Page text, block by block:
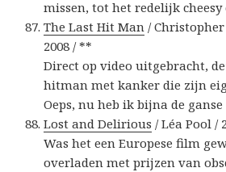
missen, tot het redelijk cheesy
The Last Hit Man /
2008 / **
Direct op video uitgebracht,
hitman met kanker die zijn
Oeps, nu heb ik bijna de
Lost and Delirious / Léa Pool /
Was het een Europese film
overladen met prijzen van